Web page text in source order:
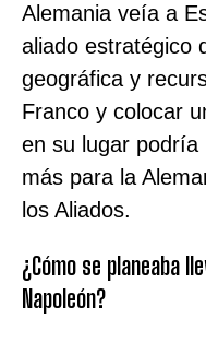
Alemania veía a
aliado estratégico
geográfica y
Franco y colocar
en su lugar podría
más para la
los Aliados.
¿Cómo se planeaba
Napoleón?